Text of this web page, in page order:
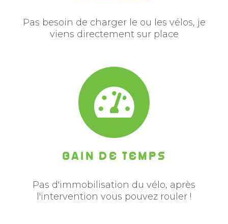
Pas besoin de charger le ou les vélos, je
viens directement sur place
GAIN DE TEMPS
Pas d'immobilisation du vélo, après
l'intervention vous pouvez rouler !